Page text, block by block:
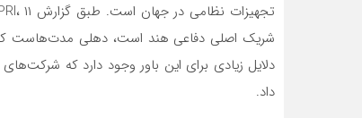
شریک اصلی دفاعی هند است، دهلی مدت‌هاست که
دلایل زیادی برای این باور وجود دارد که
داد.